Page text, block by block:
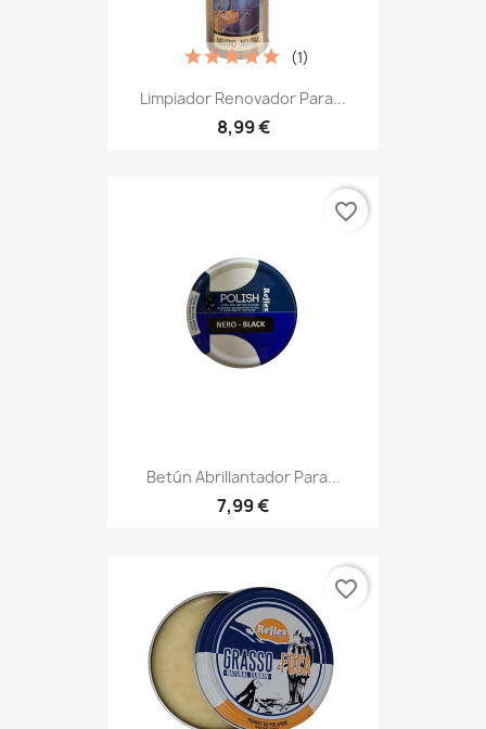
Limpiador Renovador Para...
8,99 €
(1)
Betún Abrillantador Para...
7,99 €
favorite_border
favorite_border